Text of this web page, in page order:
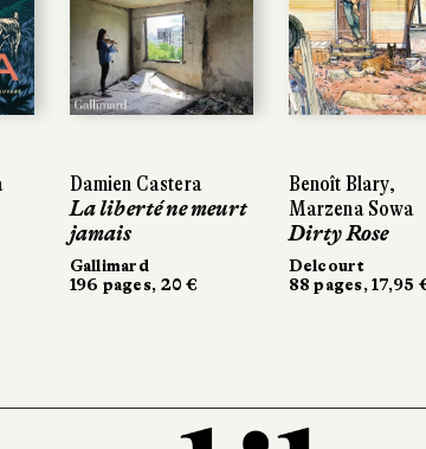
Damien Castera
La liberté ne meurt
jamais
Gallimard
196 pages, 20 €
Benoît Blary,
Marzena Sowa
Dirty Rose
Delcourt
88 pages, 17,95